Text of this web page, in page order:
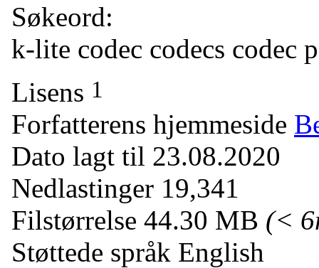
Søkeord:
k-lite codec codecs codec
Lisens 1
Forfatterens hjemmeside
Dato lagt til 23.08.2020
Nedlastinger 19,341
Filstørrelse 44.30 MB (<
Støttede språk English